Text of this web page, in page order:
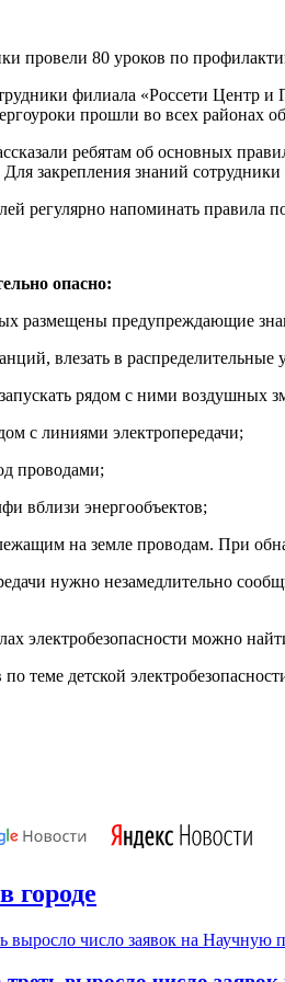
филиала «Россети Центр
прошли во всех районах
ребятам об основных
закрепления знаний
регулярно напоминать правила
опасно:
размещены предупреждающие
влезать в
рядом с ними воздушных
с линиями электропередачи;
проводами;
вблизи энергообъектов;
на земле проводам. При
нужно незамедлительно
можно
теме детской
городе